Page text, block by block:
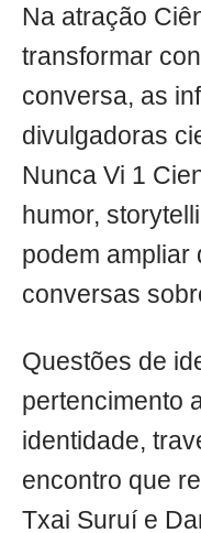
Na atração
transformar
conversa, as
divulgadoras
Nunca Vi 1
humor,
podem ampliar
conversas
Questões de
pertencimento
identidade,
encontro que
Txai Suruí e